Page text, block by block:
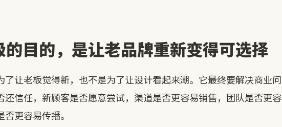
的目的，是让老品牌重新变得可选择
了让老板觉得新，也不是为了让设计看起来潮。它最终要解决商业问
还信任，新顾客是否愿意尝试，渠道是否更容易销售，团队是否更容
更容易传播。